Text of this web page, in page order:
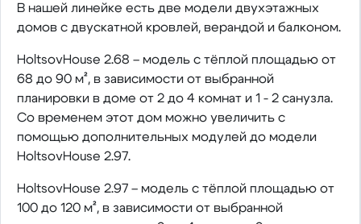
В нашей линейке есть две модели двухэтажных
домов с двускатной кровлей, верандой и балконом.
HoltsovHouse 2.68 – модель с тёплой площадью от
68 до 90 м², в зависимости от выбранной
планировки в доме от 2 до 4 комнат и 1 - 2 санузла.
Со временем этот дом можно увеличить с
помощью дополнительных модулей до модели
HoltsovHouse 2.97.
HoltsovHouse 2.97 – модель с тёплой площадью от
100 до 120 м², в зависимости от выбранной